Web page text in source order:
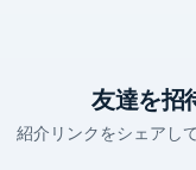
友達を招
紹介リンクをシェアし